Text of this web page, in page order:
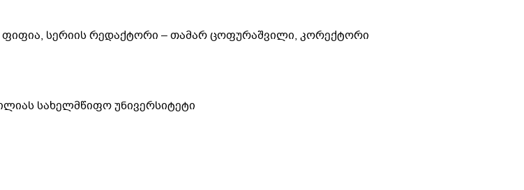
სერიის რედაქტორი – თამარ ცოფურაშვილი, კორექტორი
ილიას სახელმწიფო უნივერსიტეტი